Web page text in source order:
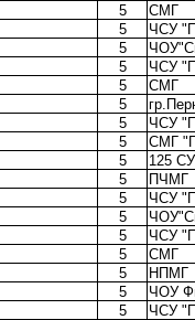
5
СМГ
5
ЧСУ
5
5
ЧСУ
5
СМГ
5
5
ЧСУ
5
СМГ
5
125 СУ
5
ПЧМГ
5
ЧСУ
5
5
ЧСУ
5
СМГ
5
НПМГ
5
ЧОУ
5
ЧСУ